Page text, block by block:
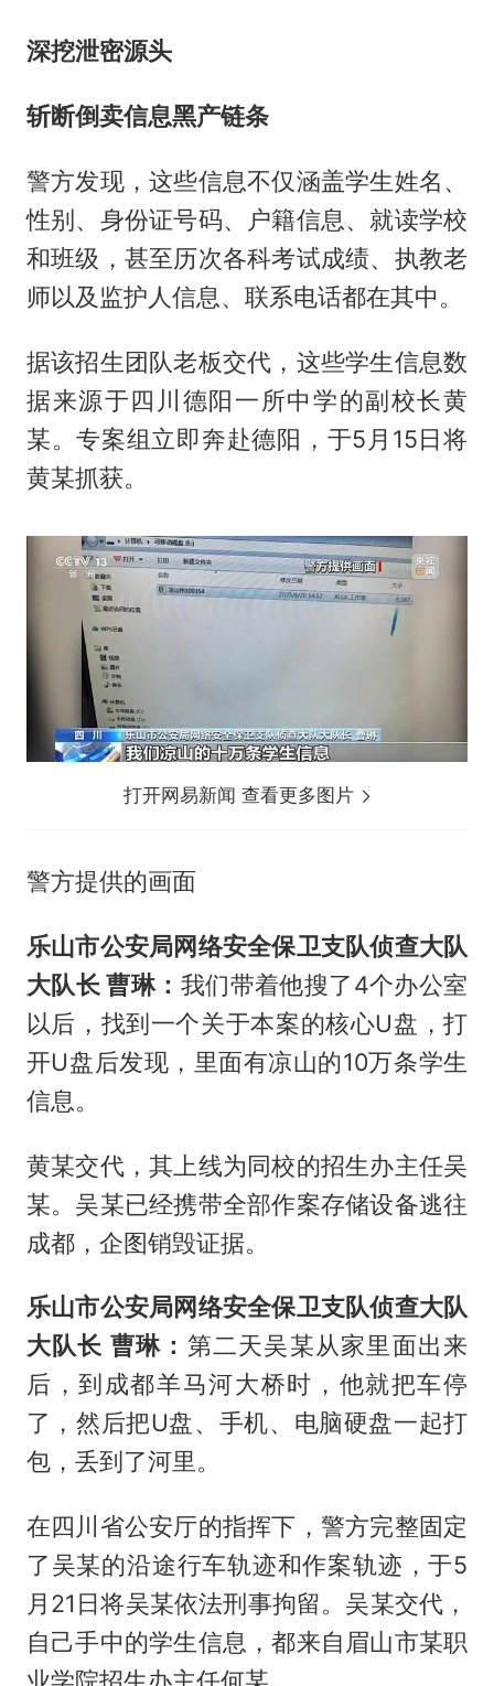
深挖泄密源头
斩断倒卖信息黑产链条
警方发现，这些信息不仅涵盖学生姓名、
性别、身份证号码、户籍信息、就读学校
和班级，甚至历次各科考试成绩、执教老
师以及监护人信息、联系电话都在其中。
据该招生团队老板交代，这些学生信息数
据来源于四川德阳一所中学的副校长黄
某。专案组立即奔赴德阳，于5月15日将
黄某抓获。
打开网易新闻 查看更多图片
警方提供的画面
乐山市公安局网络安全保卫支队侦查大队
大队长 曹琳： 我们带着他搜了4个办公室
以后，找到一个关于本案的核心U盘，打
开U盘后发现，里面有凉山的10万条学生
信息。
黄某交代，其上线为同校的招生办主任吴
某。吴某已经携带全部作案存储设备逃往
成都，企图销毁证据。
乐山市公安局网络安全保卫支队侦查大队
大队长 曹琳： 第二天吴某从家里面出来
后，到成都羊马河大桥时，他就把车停
了，然后把U盘、手机、电脑硬盘一起打
包，丢到了河里。
在四川省公安厅的指挥下，警方完整固定
了吴某的沿途行车轨迹和作案轨迹，于5
月21日将吴某依法刑事拘留。吴某交代，
自己手中的学生信息，都来自眉山市某职